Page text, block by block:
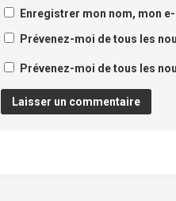
Enregistrer mon nom, mon
Prévenez-moi de tous les
Prévenez-moi de tous les